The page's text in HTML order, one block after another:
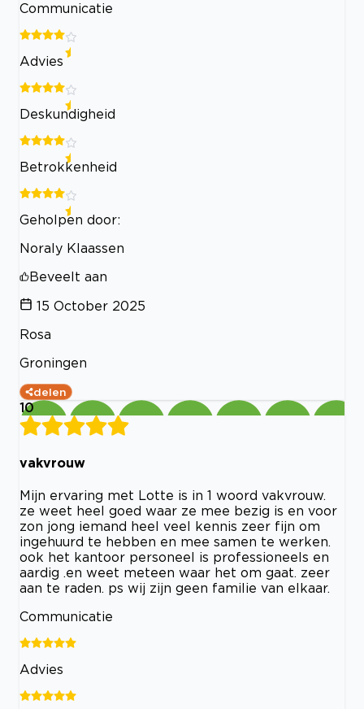
Communicatie
Advies
Deskundigheid
Betrokkenheid
Geholpen door:
Noraly Klaassen
Beveelt aan
15 October 2025
Rosa
Groningen
delen
10
vakvrouw
Mijn ervaring met Lotte is in 1 woord vakvrouw.
ze weet heel goed waar ze mee bezig is en voor
zon jong iemand heel veel kennis zeer fijn om
ingehuurd te hebben en mee samen te werken.
ook het kantoor personeel is professioneels en
aardig .en weet meteen waar het om gaat. zeer
aan te raden. ps wij zijn geen familie van elkaar.
Communicatie
Advies